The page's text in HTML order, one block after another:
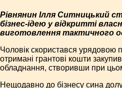
Рівнянин Ілля Ситницький
бізнес-ідею у відкритті
виготовлення тактичного
Чоловік скористався
отримані грантові кошти
обладнання, створивши при
Нещодавно до бізнесу сина